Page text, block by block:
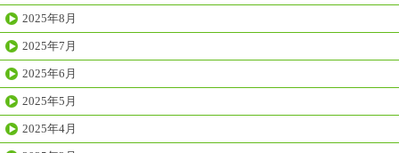
2025年8月
2025年7月
2025年6月
2025年5月
2025年4月